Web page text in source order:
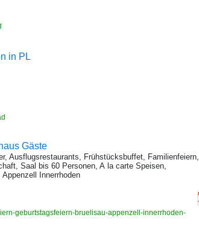
in PL
Gäste
Ausflugsrestaurants, Frühstücksbuffet, Familienfeiern,
Saal bis 60 Personen, A la carte Speisen,
Innerrhoden
geburtstagsfeiern-bruelisau-appenzell-innerrhoden-